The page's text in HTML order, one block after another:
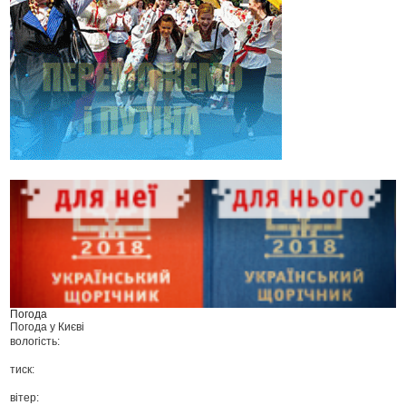
Погода
Погода у Києві
вологість:
тиск:
вітер: